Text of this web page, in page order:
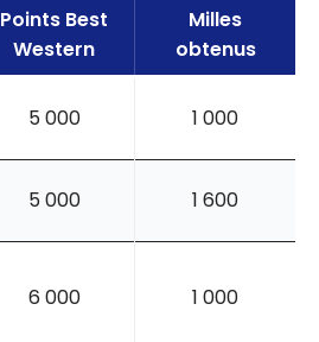
Points Best
Western
Milles
obtenus
5 000 1 000
5 000 1 600
6 000 1 000